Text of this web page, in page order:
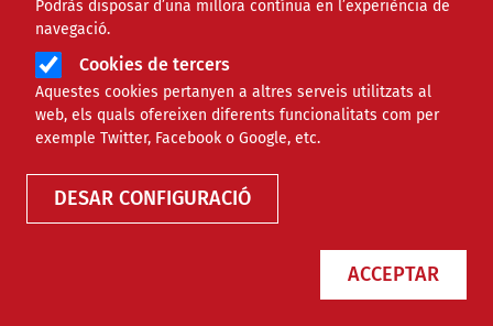
Podràs disposar d’una millora contínua en l’experiència de
navegació.
Cookies de tercers
Aquestes cookies pertanyen a altres serveis utilitzats al
web, els quals ofereixen diferents funcionalitats com per
exemple Twitter, Facebook o Google, etc.
DESAR CONFIGURACIÓ
ACCEPTAR
Agenda